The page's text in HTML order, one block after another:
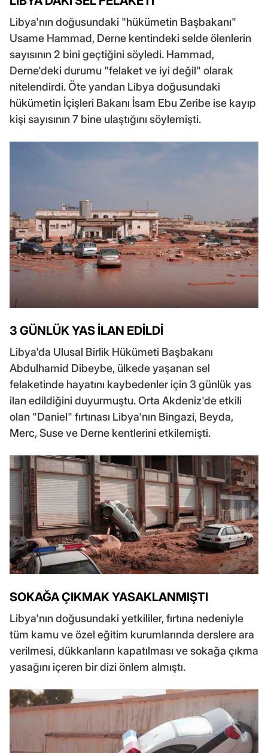
Libya'nın doğusundaki "hükümetin Başbakanı"
Usame Hammad, Derne kentindeki selde ölenlerin
sayısının 2 bini geçtiğini söyledi. Hammad,
Derne'deki durumu "felaket ve iyi değil" olarak
nitelendirdi. Öte yandan Libya doğusundaki
hükümetin İçişleri Bakanı İsam Ebu Zeribe ise kayıp
kişi sayısının 7 bine ulaştığını söylemişti.
3 GÜNLÜK YAS İLAN EDİLDİ
Libya'da Ulusal Birlik Hükümeti Başbakanı
Abdulhamid Dibeybe, ülkede yaşanan sel
felaketinde hayatını kaybedenler için 3 günlük yas
ilan edildiğini duyurmuştu. Orta Akdeniz'de etkili
olan "Daniel" fırtınası Libya'nın Bingazi, Beyda,
Merc, Suse ve Derne kentlerini etkilemişti.
SOKAĞA ÇIKMAK YASAKLANMIŞTI
Libya'nın doğusundaki yetkililer, fırtına nedeniyle
tüm kamu ve özel eğitim kurumlarında derslere ara
verilmesi, dükkanların kapatılması ve sokağa çıkma
yasağını içeren bir dizi önlem almıştı.